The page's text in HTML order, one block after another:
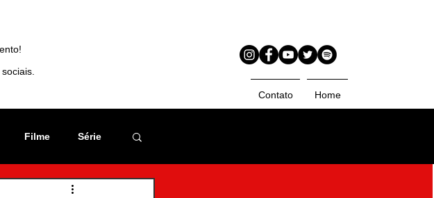
Contato Home
Filme Série